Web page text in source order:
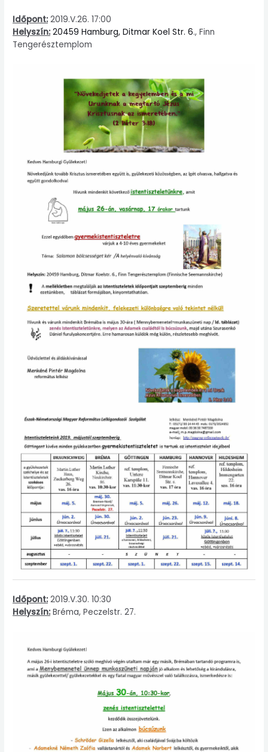
Időpont: 2019.V.26. 17:00
Helyszín: 20459 Hamburg, Ditmar Koel Str. 6., Finn
Tengerésztemplom
Időpont: 2019.V.30. 10:30
Helyszín: Bréma, Peczelstr. 27.